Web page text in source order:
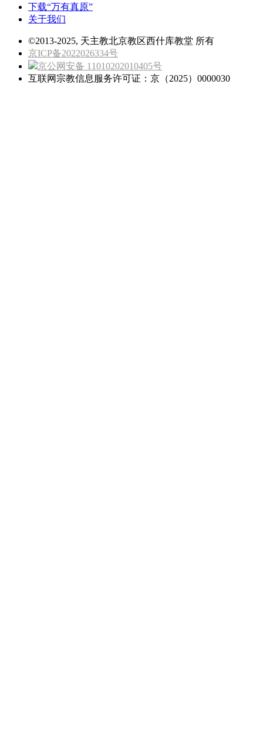
下载“万有真原”
关于我们
©2013-2025, 天主教北京教区西什库教堂 所有
京ICP备2022026334号
京公网安备 11010202010405号
互联网宗教信息服务许可证：京（2025）0000030